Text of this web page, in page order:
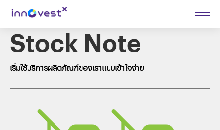
Stock Note
เริ่มใช้บริการผลิตภัณฑ์ของเราแบบเข้าใจง่าย